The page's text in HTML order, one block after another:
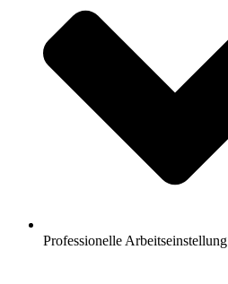
Professionelle Arbeitseinstellung